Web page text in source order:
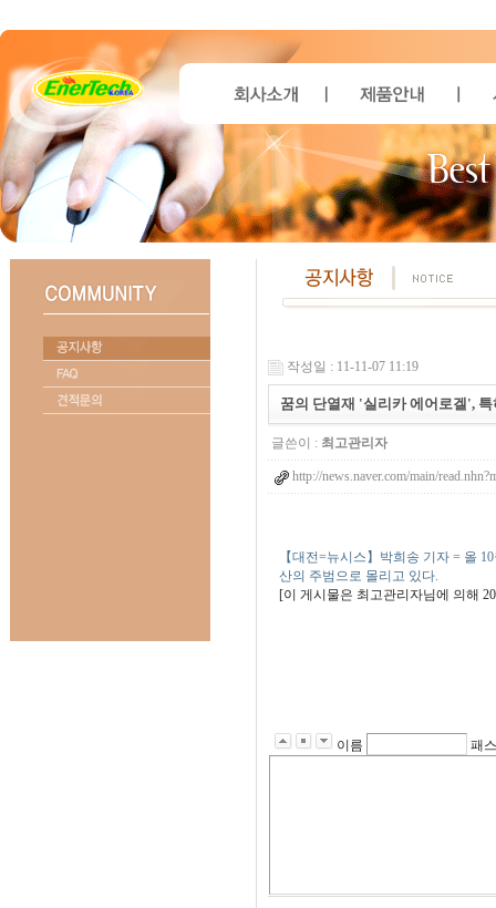
작성일 : 11-11-07 11:19
꿈의 단열재 '실리카 에어로겔',
글쓴이 : 최고관리자
http://news.naver.com/main/
【대전=뉴시스】박희송 기자 = 올
산의 주범으로 몰리고 있다.
[이 게시물은 최고관리자님에 의해
이름 패